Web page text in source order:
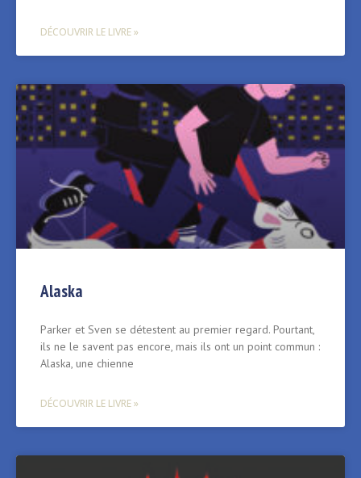
DÉCOUVRIR LE LIVRE »
Alaska
Parker et Sven se détestent au premier regard. Pourtant,
ils ne le savent pas encore, mais ils ont un point commun :
Alaska, une chienne
DÉCOUVRIR LE LIVRE »